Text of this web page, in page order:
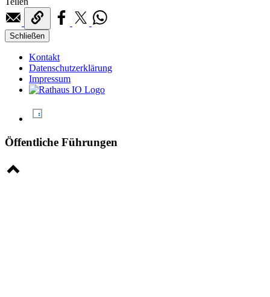
Schließen
Kontakt
Datenschutzerklärung
Impressum
Öffentliche Führungen